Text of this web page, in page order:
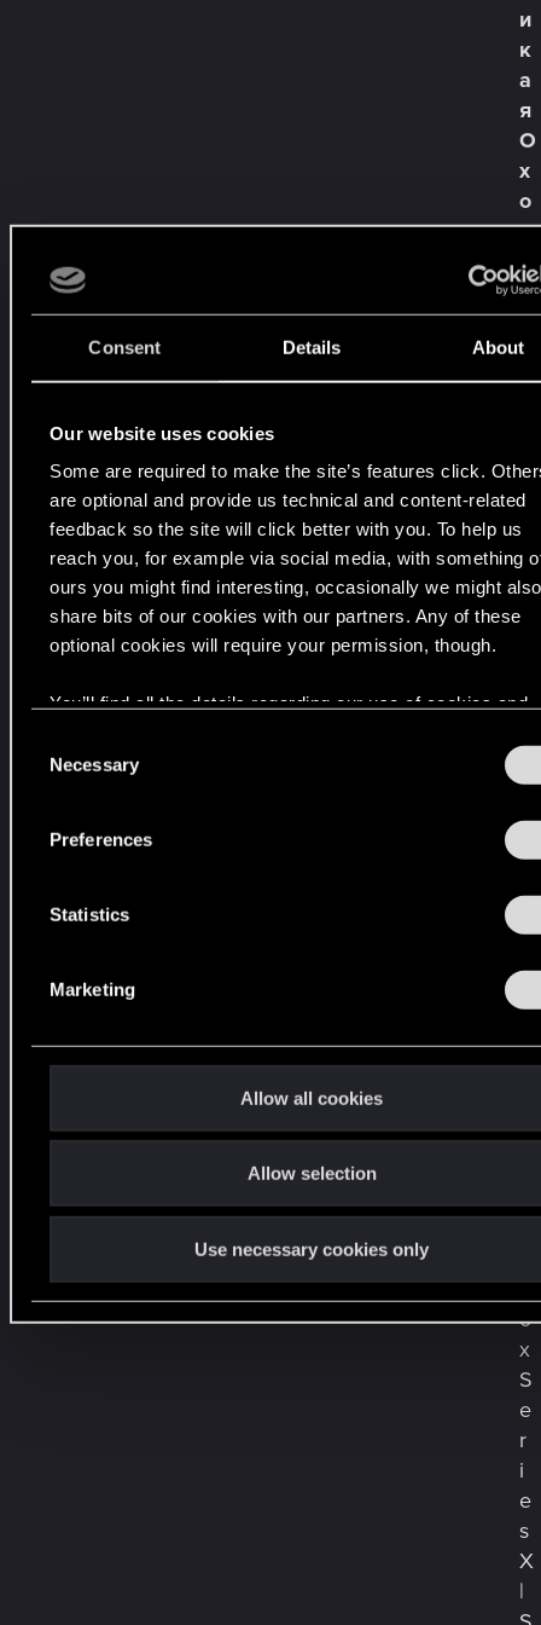
Consent Details About
Our website uses cookies
Some are required to make the site’s features click.
are optional and provide us technical and content-related
feedback so the site will click better with you. To help us
reach you, for example via social media, with something
ours you might find interesting, occasionally we might also
share bits of our cookies with our partners. Any of these
optional cookies will require your permission, though.
You’ll find all the details regarding our use of cookies and
below.
Necessary
Preferences
Statistics
Marketing
Allow all cookies
Allow selection
Use necessary cookies only
и
к
а
я
О
х
о
т
а
—
Б
а
л
д
ы
п
р
о
ш
г
о
н
о
д
е
а
b
o
x
S
e
r
i
e
s
X
|